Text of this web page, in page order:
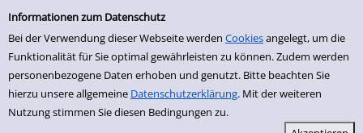
Einfache Suche
Informationen zum Datenschutz
Bei der Verwendung dieser Webseite werden Cookiesangelegt, um die
Funktionalität für Sie optimal gewährleisten zu können. Zudem werden
personenbezogene Daten erhoben und genutzt. Bitte beachten Sie
hierzu unsere allgemeine Datenschutzerklärung. Mit der weiteren
Nutzung stimmen Sie diesen Bedingungen zu.
Zur Detailanzeige springen